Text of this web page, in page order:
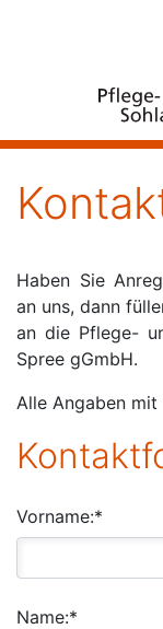
Haben Sie
an uns, dann
an die Pflege-
Spree gGmbH.
Alle Angaben
Vorname:*
Name:*